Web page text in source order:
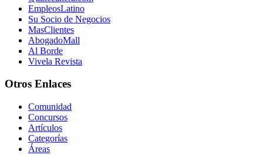
EmpleosLatino
Su Socio de Negocios
MasClientes
AbogadoMall
Al Borde
Vivela Revista
Otros Enlaces
Comunidad
Concursos
Artículos
Categorías
Áreas